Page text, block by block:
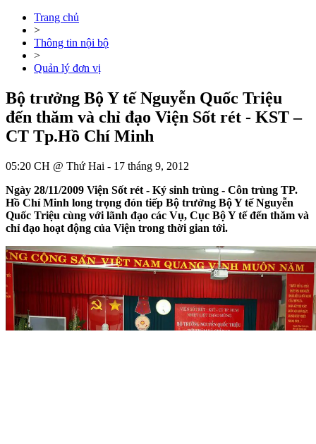
Trang chủ
>
Thông tin nội bộ
>
Quản lý đơn vị
Bộ trưởng Bộ Y tế Nguyễn Quốc Triệu
đến thăm và chỉ đạo Viện Sốt rét - KST –
CT Tp.Hồ Chí Minh
05:20 CH @ Thứ Hai - 17 tháng 9, 2012
Ngày 28/11/2009 Viện Sốt rét - Ký sinh trùng - Côn trùng TP.
Hồ Chí Minh long trọng đón tiếp Bộ trưởng Bộ Y tế Nguyễn
Quốc Triệu cùng với lãnh đạo các Vụ, Cục Bộ Y tế đến thăm và
chỉ đạo hoạt động của Viện trong thời gian tới.